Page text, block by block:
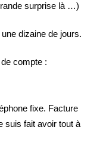
surprise là …)
dizaine de jours.
compte :
fixe. Facture
suis fait avoir tout à